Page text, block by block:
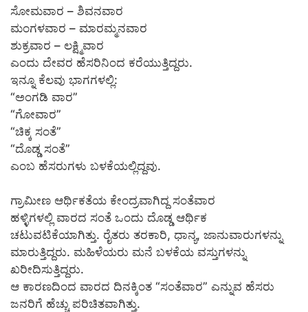
ಸೋಮವಾರ – ಶಿವನವಾರ
ಮಂಗಳವಾರ – ಮಾರಮ್ಮನವಾರ
ಶುಕ್ರವಾರ – ಲಕ್ಷ್ಮಿವಾರ
ಎಂದು ದೇವರ ಹೆಸರಿನಿಂದ ಕರೆಯುತ್ತಿದ್ದರು.
ಇನ್ನೂ ಕೆಲವು ಭಾಗಗಳಲ್ಲಿ:
“ಅಂಗಡಿ ವಾರ”
“ಗೋವಾರ”
“ಚಿಕ್ಕ ಸಂತೆ”
“ದೊಡ್ಡ ಸಂತೆ”
ಎಂಬ ಹೆಸರುಗಳು ಬಳಕೆಯಲ್ಲಿದ್ದವು.
ಗ್ರಾಮೀಣ ಆರ್ಥಿಕತೆಯ ಕೇಂದ್ರವಾಗಿದ್ದ ಸಂತೆವಾರ
ಹಳ್ಳಿಗಳಲ್ಲಿ ವಾರದ ಸಂತೆ ಒಂದು ದೊಡ್ಡ ಆರ್ಥಿಕ
ಚಟುವಟಿಕೆಯಾಗಿತ್ತು. ರೈತರು ತರಕಾರಿ, ಧಾನ್ಯ, ಜಾನುವಾರುಗಳನ್ನು
ಮಾರುತ್ತಿದ್ದರು. ಮಹಿಳೆಯರು ಮನೆ ಬಳಕೆಯ ವಸ್ತುಗಳನ್ನು
ಖರೀದಿಸುತ್ತಿದ್ದರು.
ಆ ಕಾರಣದಿಂದ ವಾರದ ದಿನಕ್ಕಿಂತ “ಸಂತೆವಾರ” ಎನ್ನುವ ಹೆಸರು
ಜನರಿಗೆ ಹೆಚ್ಚು ಪರಿಚಿತವಾಗಿತ್ತು.